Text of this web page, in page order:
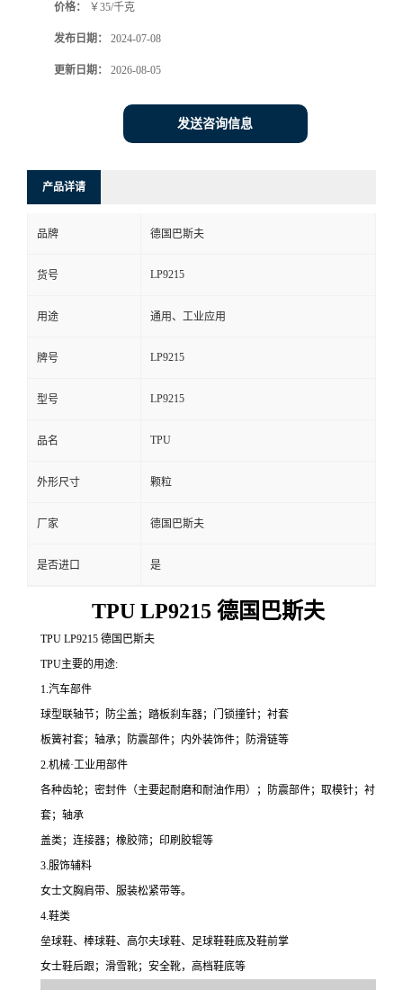
价格： ￥35/千克
发布日期： 2024-07-08
更新日期： 2026-08-05
发送咨询信息
产品详请
品牌 德国巴斯夫
货号 LP9215
用途 通用、工业应用
牌号 LP9215
型号 LP9215
品名 TPU
外形尺寸 颗粒
厂家 德国巴斯夫
是否进口 是
TPU LP9215 德国巴斯夫
TPU LP9215 德国巴斯夫
TPU主要的用途:
1.汽车部件
球型联轴节；防尘盖；踏板刹车器；门锁撞针；衬套
板簧衬套；轴承；防震部件；内外装饰件；防滑链等
2.机械·工业用部件
各种齿轮；密封件（主要起耐磨和耐油作用）；防震部件；取模针；衬
套；轴承
盖类；连接器；橡胶筛；印刷胶辊等
3.服饰辅料
女士文胸肩带、服装松紧带等。
4.鞋类
垒球鞋、棒球鞋、高尔夫球鞋、足球鞋鞋底及鞋前掌
女士鞋后跟；滑雪靴；安全靴，高档鞋底等